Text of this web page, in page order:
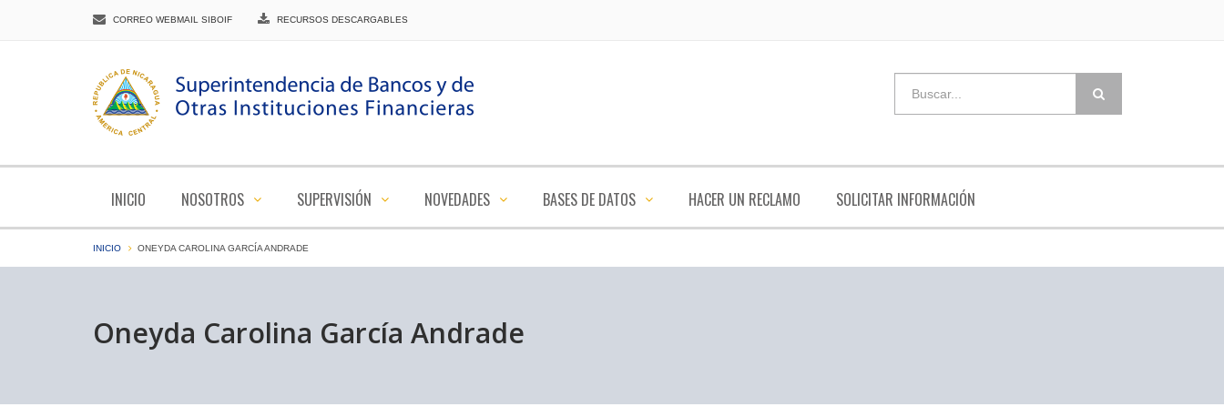
CORREO WEBMAIL SIBOIF RECURSOS DESCARGABLES
INICIO NOSOTROS SUPERVISIÓN NOVEDADES BASES DE DATOS HACER UN RECLAMO SOLICITAR INFORMACIÓN
INICIO ONEYDA CAROLINA GARCÍA ANDRADE
Oneyda Carolina García Andrade